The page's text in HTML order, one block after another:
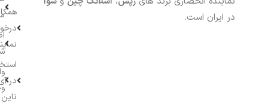
در ایران است.
در
ناین